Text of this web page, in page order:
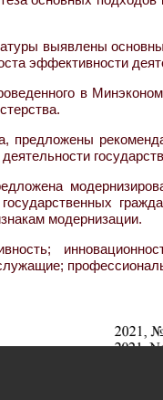
выявлены
эффективности
в
предложены
модернизации.